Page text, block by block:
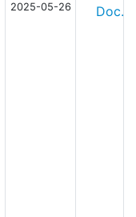
2025-05-26 Doc.